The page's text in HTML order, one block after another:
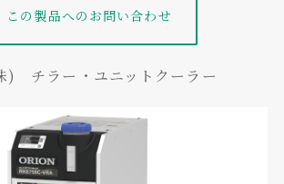
この製品へのお問い合わせ
) チラー・ユニットクーラー